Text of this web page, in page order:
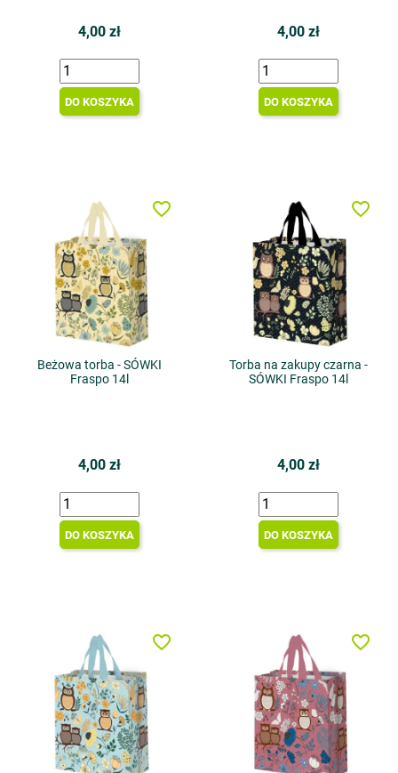
4,00 zł
DO KOSZYKA
4,00 zł
DO KOSZYKA
Beżowa torba - SÓWKI
Fraspo 14l
4,00 zł
DO KOSZYKA
favorite_border
Torba na zakupy czarna -
SÓWKI Fraspo 14l
4,00 zł
DO KOSZYKA
favorite_border
favorite_border favorite_border